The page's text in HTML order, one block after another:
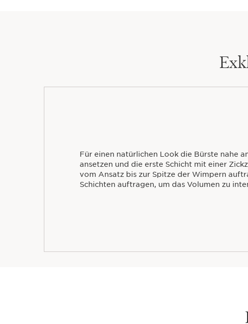
Für einen natürlichen Look die Bürste nahe
ansetzen und die erste Schicht mit einer
vom Ansatz bis zur Spitze der Wimpern
Schichten auftragen, um das Volumen zu